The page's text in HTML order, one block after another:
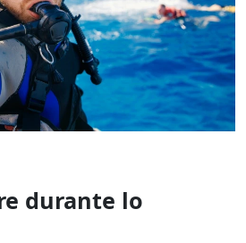
durante lo